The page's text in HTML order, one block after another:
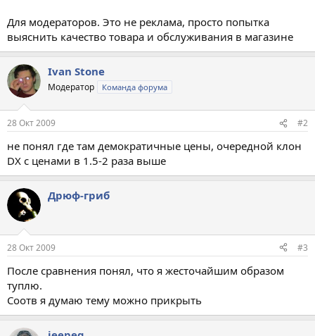
Для модераторов. Это не реклама, просто попытка
выяснить качество товара и обслуживания в магазине
Ivan Stone
Модератор Команда форума
28 Окт 2009 #2
не понял где там демократичные цены, очередной клон
DX с ценами в 1.5-2 раза выше
Дрюф-гриб
28 Окт 2009 #3
После сравнения понял, что я жесточайшим образом
туплю.
Соотв я думаю тему можно прикрыть